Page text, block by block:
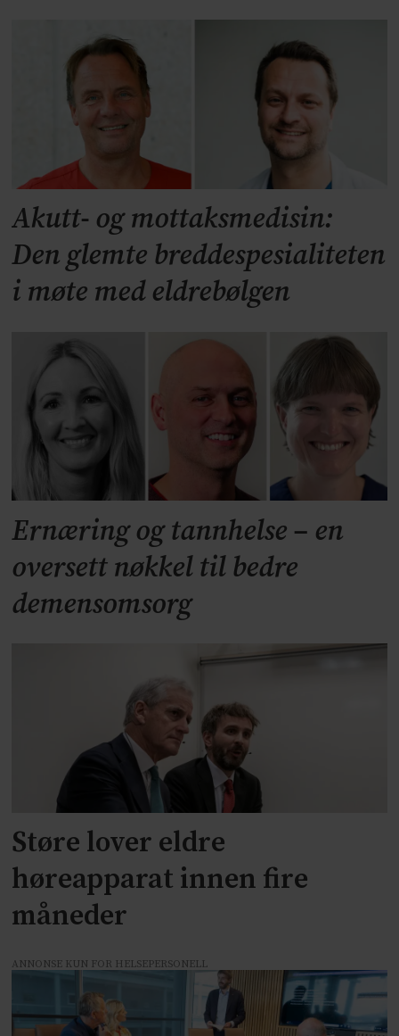
Akutt- og mottaksmedisin:
Den glemte breddespesialiteten
i møte med eldrebølgen
Ernæring og tannhelse – en
oversett nøkkel til bedre
demensomsorg
Støre lover eldre
høreapparat innen fire
måneder
ANNONSE KUN FOR HELSEPERSONELL